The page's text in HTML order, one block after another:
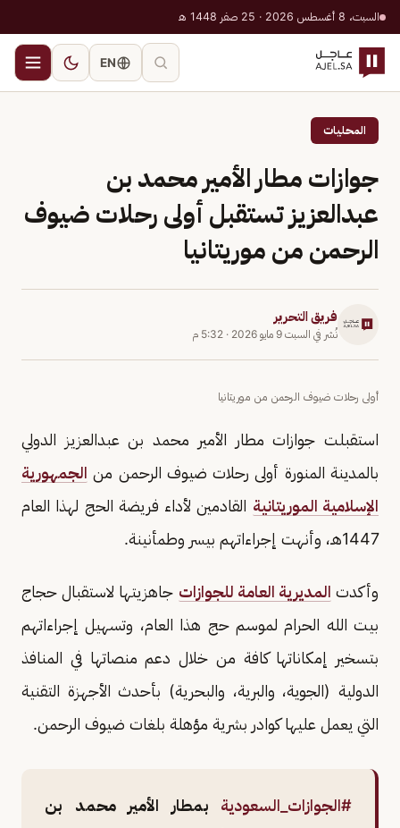
السبت، 8 أغسطس 2026 · 25 صفر 1448 هـ
EN
المحليات
جوازات مطار الأمير محمد بن
عبدالعزيز تستقبل أولى رحلات ضيوف
الرحمن من موريتانيا
فريق التحرير
نُشر في السبت 9 مايو 2026 · 5:32 م
أولى رحلات ضيوف الرحمن من موريتانيا
استقبلت جوازات مطار الأمير محمد بن عبدالعزيز الدولي
بالمدينة المنورة أولى رحلات ضيوف الرحمن من الجمهورية
الإسلامية الموريتانية القادمين لأداء فريضة الحج لهذا العام
1447هـ، وأنهت إجراءاتهم بيسر وطمأنينة.
وأكدت المديرية العامة للجوازات جاهزيتها لاستقبال حجاج
بيت الله الحرام لموسم حج هذا العام، وتسهيل إجراءاتهم
بتسخير إمكاناتها كافة من خلال دعم منصاتها في المنافذ
الدولية (الجوية، والبرية، والبحرية) بأحدث الأجهزة التقنية
التي يعمل عليها كوادر بشرية مؤهلة بلغات ضيوف الرحمن.
#الجوازات_السعودية بمطار الأمير محمد بن